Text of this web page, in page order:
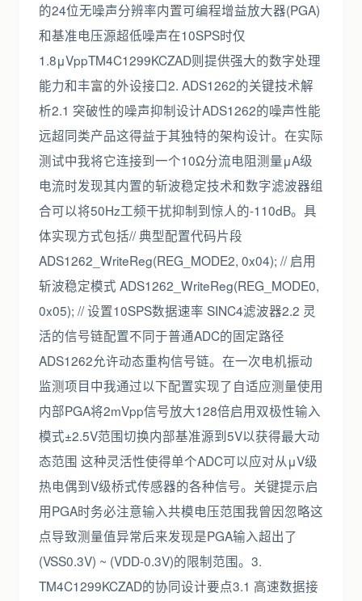
的24位无噪声分辨率内置可编程增益放大器(PGA)
和基准电压源超低噪声在10SPS时仅
1.8μVppTM4C1299KCZAD则提供强大的数字处理
能力和丰富的外设接口2. ADS1262的关键技术解
析2.1 突破性的噪声抑制设计ADS1262的噪声性能
远超同类产品这得益于其独特的架构设计。在实际
测试中我将它连接到一个10Ω分流电阻测量μA级
电流时发现其内置的斩波稳定技术和数字滤波器组
合可以将50Hz工频干扰抑制到惊人的-110dB。具
体实现方式包括// 典型配置代码片段
ADS1262_WriteReg(REG_MODE2, 0x04); // 启用
斩波稳定模式 ADS1262_WriteReg(REG_MODE0,
0x05); // 设置10SPS数据速率 SINC4滤波器2.2 灵
活的信号链配置不同于普通ADC的固定路径
ADS1262允许动态重构信号链。在一次电机振动
监测项目中我通过以下配置实现了自适应测量使用
内部PGA将2mVpp信号放大128倍启用双极性输入
模式±2.5V范围切换内部基准源到5V以获得最大动
态范围 这种灵活性使得单个ADC可以应对从μV级
热电偶到V级桥式传感器的各种信号。关键提示启
用PGA时务必注意输入共模电压范围我曾因忽略这
点导致测量值异常后来发现是PGA输入超出了
(VSS0.3V) ~ (VDD-0.3V)的限制范围。3.
TM4C1299KCZAD的协同设计要点3.1 高速数据接